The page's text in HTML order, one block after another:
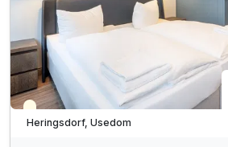
Teilweise ausgelastet
Heringsdorf, Usedom